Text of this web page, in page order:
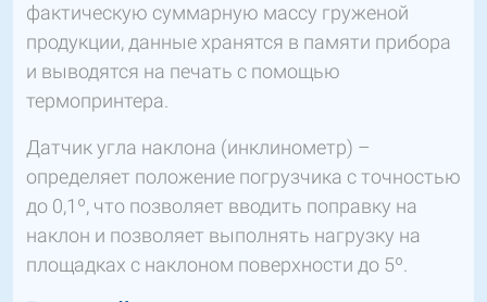
фактическую суммарную массу груженой
продукции, данные хранятся в памяти прибора
и выводятся на печать с помощью
термопринтера.
Датчик угла наклона (инклинометр) –
определяет положение погрузчика с точностью
до 0,1º, что позволяет вводить поправку на
наклон и позволяет выполнять нагрузку на
площадках с наклоном поверхности до 5º.